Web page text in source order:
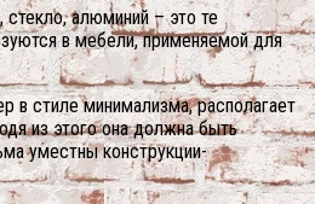
стекло, алюминий – это те
в мебели, применяемой для
в стиле минимализма, располагает
из этого она должна быть
уместны конструкции-